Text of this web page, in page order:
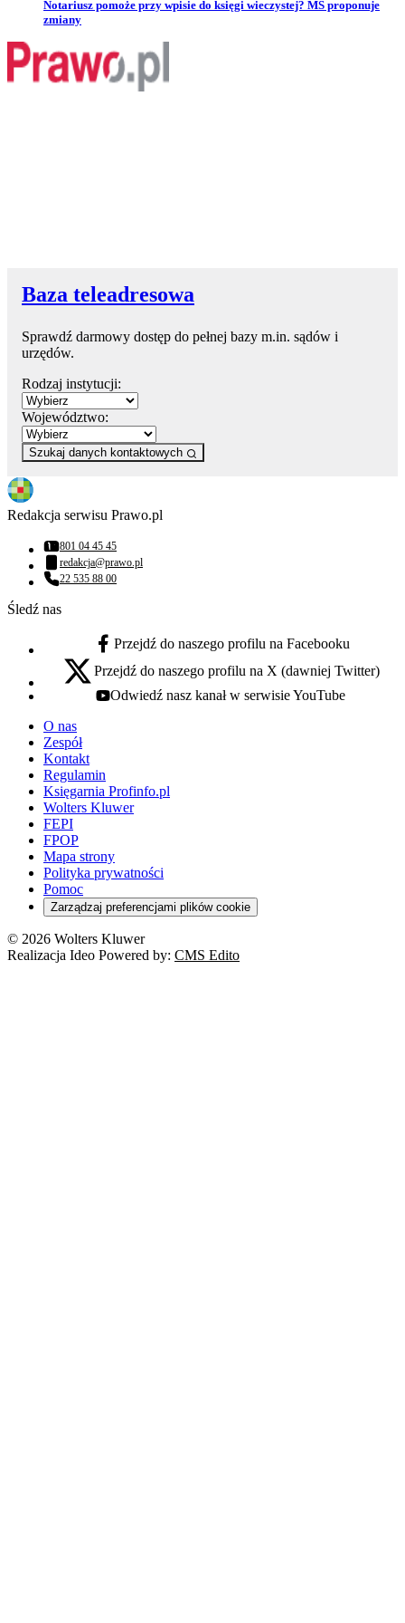
Przejdź do artykułu:
Notariusz pomoże przy wpisie do księgi wieczystej? MS proponuje
zmiany
Baza teleadresowa
Sprawdź darmowy dostęp do pełnej bazy m.in. sądów i
urzędów.
Rodzaj instytucji:
Województwo:
Szukaj danych kontaktowych
Redakcja serwisu Prawo.pl
Numer telefonu:
801 04 45 45
Adres email:
redakcja@prawo.pl
Numer telefonu:
22 535 88 00
Śledź nas
facebook - otwiera się w nowej karcie
Przejdź do naszego profilu na Facebooku
x - otwiera się w nowej karcie
Przejdź do naszego profilu na X (dawniej Twitter)
youtube - otwiera się w nowej karcie
Odwiedź nasz kanał w serwisie YouTube
O nas
Zespół
Kontakt
Regulamin
Księgarnia Profinfo.pl
Wolters Kluwer
FEPI
FPOP
Mapa strony
Polityka prywatności
Pomoc
Zarządzaj preferencjami plików cookie
© 2026 Wolters Kluwer
Realizacja Ideo Powered by: CMS Edito